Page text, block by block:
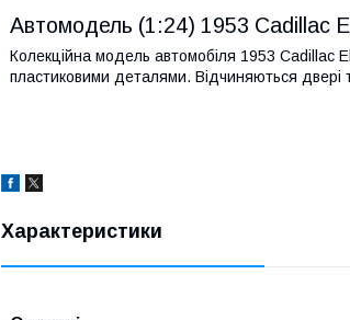
Автомодель (1:24) 1953 Cadillac
Колекційна модель автомобіля 1953 Cadillac
пластиковими деталями. Відчиняються двері
Характеристики